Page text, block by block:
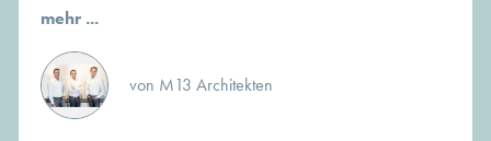
mehr ...
von M13 Architekten